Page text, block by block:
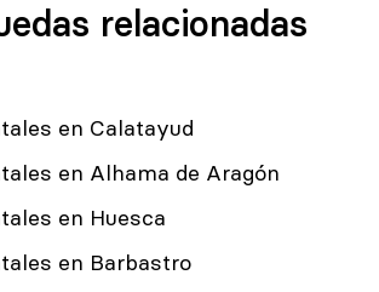
relacionadas
en Calatayud
en Alhama de Aragón
en Huesca
en Barbastro